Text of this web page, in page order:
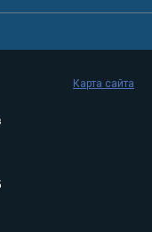
Карта сайта